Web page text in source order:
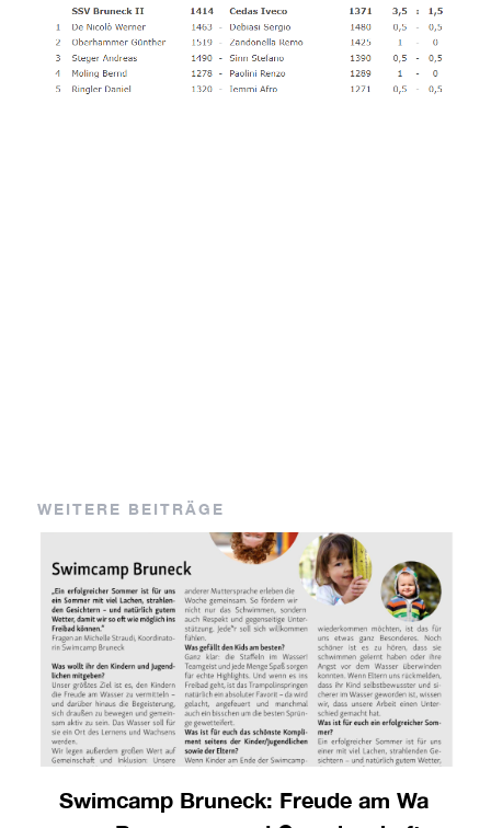
WEITERE BEITRÄGE
Swimcamp Bruneck: Freude am Wa